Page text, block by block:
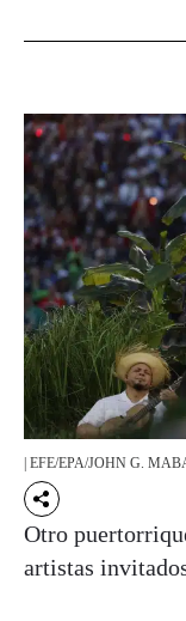
| EFE/EPA/JOHN G.
Otro
artistas